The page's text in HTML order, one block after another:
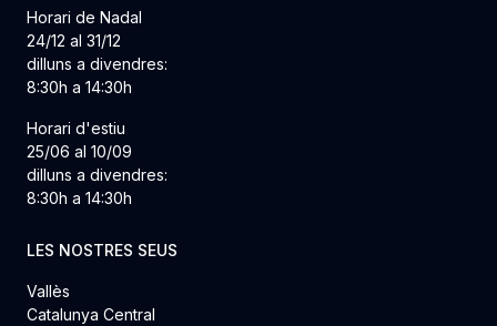
Horari de Nadal
24/12 al 31/12
dilluns a divendres:
8:30h a 14:30h
Horari d'estiu
25/06 al 10/09
dilluns a divendres:
8:30h a 14:30h
LES NOSTRES SEUS
Vallès
Catalunya Central